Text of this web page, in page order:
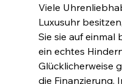
Viele
Luxusuhr
Sie sie auf einmal
ein echtes
Glücklicherweise
die Finanzierung.